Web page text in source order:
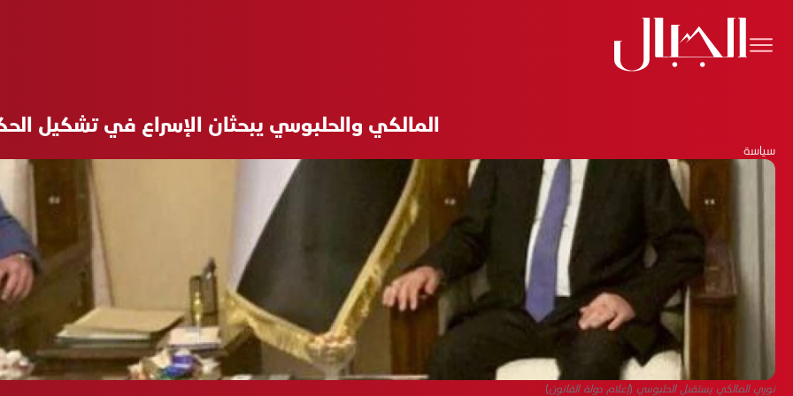
المالكي والحلبوسي يبحثان الإسراع في تشكيل
سياسة
نوري المالكي يستقبل الحلبوسي (إعلام دولة القانون)